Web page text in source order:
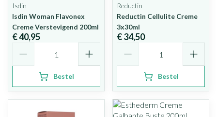
Isdin
Isdin Woman Flavonex
Creme Verstevigend 200ml
€ 40,95
Bestel
Reductin
Reductin Cellulite Creme
3x30ml
€ 34,50
Bestel